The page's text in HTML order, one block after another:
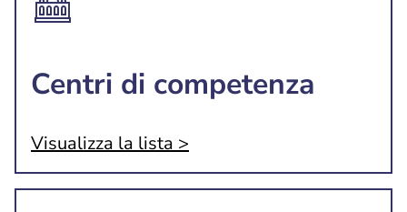
Centri di competenza
Visualizza la lista >